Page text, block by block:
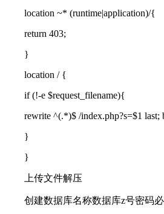
location ~* (runtime|application)/{
return 403;
}
location / {
if (!-e $request_filename){
rewrite ^(.*)$ /index.php?s=$1 last;
}
}
上传文件解压
创建数据库名称数据库z号密码必